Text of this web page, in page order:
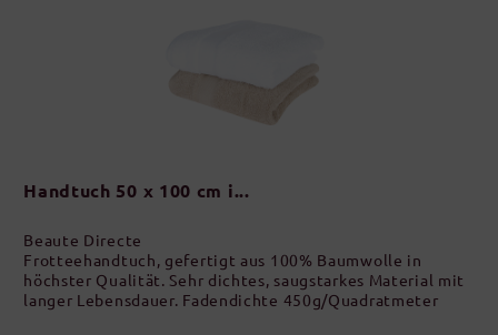
Handtuch 50 x 100 cm i...
Beaute Directe
Frotteehandtuch, gefertigt aus 100% Baumwolle in
höchster Qualität. Sehr dichtes, saugstarkes Material mit
langer Lebensdauer. Fadendichte 450g/Quadratmeter